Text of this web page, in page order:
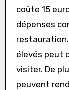
coûte 15
dépenses
restauration.
élevés peut
visiter. De
peuvent